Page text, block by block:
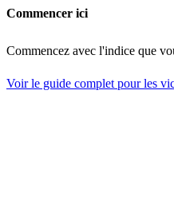
Commencer ici
Commencez avec l'indice que
Voir le guide complet pour les